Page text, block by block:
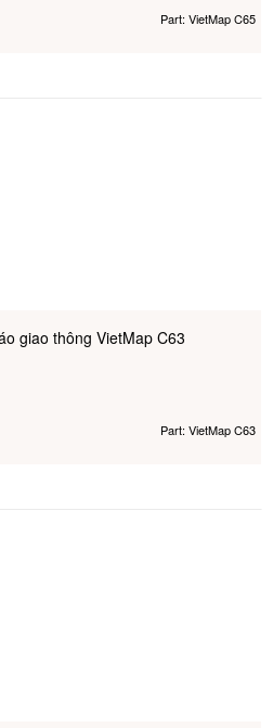
Part: VietMap C65
giao thông VietMap C63
Part: VietMap C63